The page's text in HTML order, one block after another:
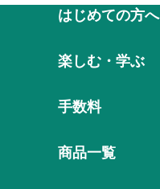
はじめての方へ
楽しむ・学ぶ
手数料
商品一覧